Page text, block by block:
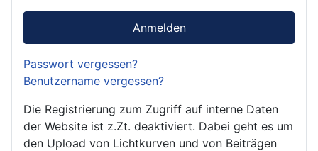
Anmelden
Passwort vergessen?
Benutzername vergessen?
Die Registrierung zum Zugriff auf interne Daten
der Website ist z.Zt. deaktiviert. Dabei geht es um
den Upload von Lichtkurven und von Beiträgen